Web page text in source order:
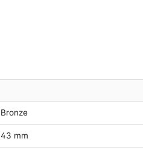
Bronze
43 mm